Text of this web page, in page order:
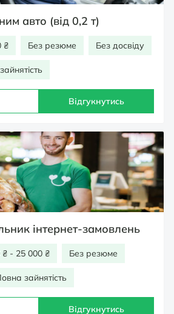
авто (від 0,2 т)
₴ Без резюме Без досвіду
Відгукнутись
інтернет-замовлень
₴ - 25 000 ₴ Без резюме
зайнятість
Відгукнутись